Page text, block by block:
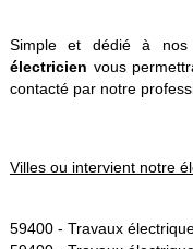
Simple et dédié à
électricien vous
contacté par notre
Villes ou intervient notre
59400 - Travaux